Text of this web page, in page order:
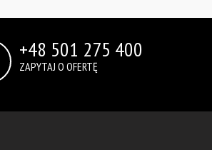
+48 501 275 400
ZAPYTAJ O OFERTĘ